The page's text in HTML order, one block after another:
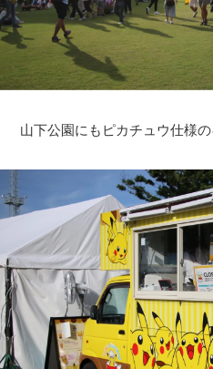
山下公園にもピカチュウ仕様の